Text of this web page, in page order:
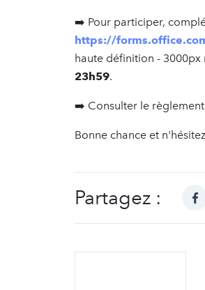
➡️ Pour participer,
https://
haute définition -
23h59.
➡️ Consulter le
Bonne chance et
Partagez :